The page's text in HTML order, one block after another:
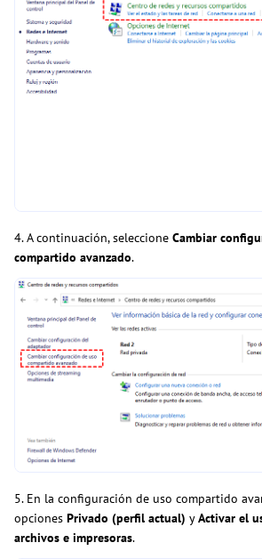
4. A continuación, seleccione Cambiar
compartido avanzado.
5. En la configuración de uso compartido
opciones Privado (perfil actual) yActivar el
archivos e impresoras.